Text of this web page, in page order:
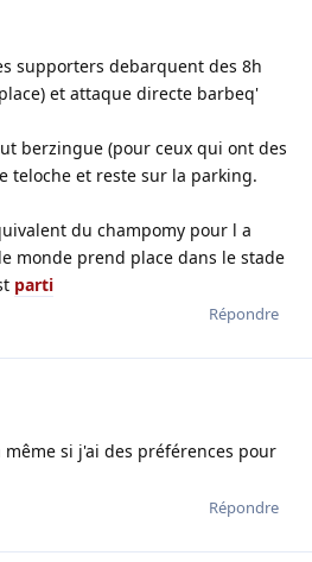
supporters debarquent des 8h
et attaque directe barbeq'
berzingue (pour ceux qui ont des
teloche et reste sur la parking.
du champomy pour l a
monde prend place dans le stade
parti
Répondre
si j'ai des préférences pour
Répondre